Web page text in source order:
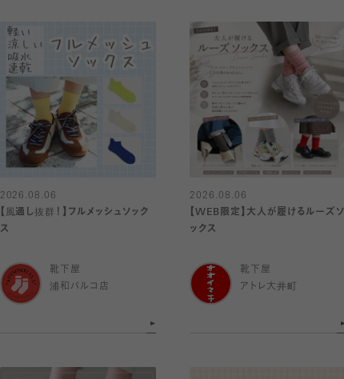
2026.08.06
【風通し抜群！】フルメッシュソック
ス
靴下屋
浦和パルコ店
2026.08.06
【WEB限定】大人が履けるルーズソ
ックス
靴下屋
アトレ大井町